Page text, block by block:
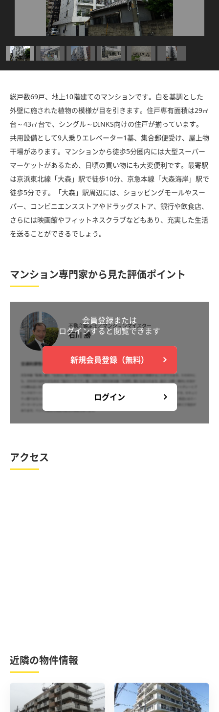
総戸数69戸、地上10階建てのマンションです。白を基調とした
外壁に施された植物の模様が目を引きます。住戸専有面積は29㎡
台～43㎡台で、シングル～DINKS向けの住戸が揃っています。
共用設備として9人乗りエレベーター1基、集合郵便受け、屋上物
干場があります。マンションから徒歩5分圏内には大型スーパー
マーケットがあるため、日頃の買い物にも大変便利です。最寄駅
は京浜東北線「大森」駅で徒歩10分、京急本線「大森海岸」駅で
徒歩5分です。「大森」駅周辺には、ショッピングモールやスー
パー、コンビニエンスストアやドラッグストア、銀行や飲食店、
さらには映画館やフィットネスクラブなどもあり、充実した生活
を送ることができるでしょう。
マンション専門家から見た評価ポイント
不動産鑑定士／マンションマイスター
石川 勝
会員登録または
ログインすると閲覧できます
新規会員登録（無料）
ログイン
アクセス
近隣の物件情報